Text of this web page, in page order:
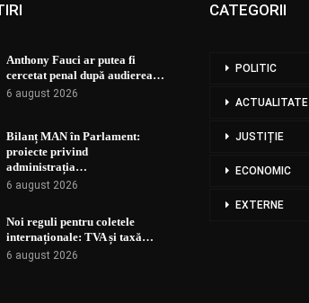
Anthony Fauci ar putea fi
cercetat penal după audierea…
6 august 2026
Bilanț MAN în Parlament:
proiecte privind
administrația…
6 august 2026
Noi reguli pentru coletele
internaționale: TVA și taxă…
6 august 2026
CATEGORII
POLITIC
ACTUALITATE
JUSTIȚIE
ECONOMIC
EXTERNE